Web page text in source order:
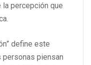
percepción que
define este
piensan